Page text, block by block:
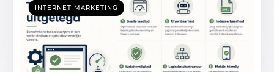
INTERNET MARKETING